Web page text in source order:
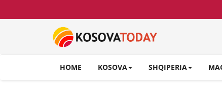
HOME KOSOVA SHQIPERIA